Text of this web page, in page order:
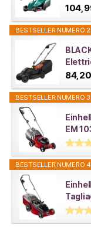
BESTSELLER NUMERO 2
84,20
BESTSELLER NUMERO 3
EM
BESTSELLER NUMERO 4